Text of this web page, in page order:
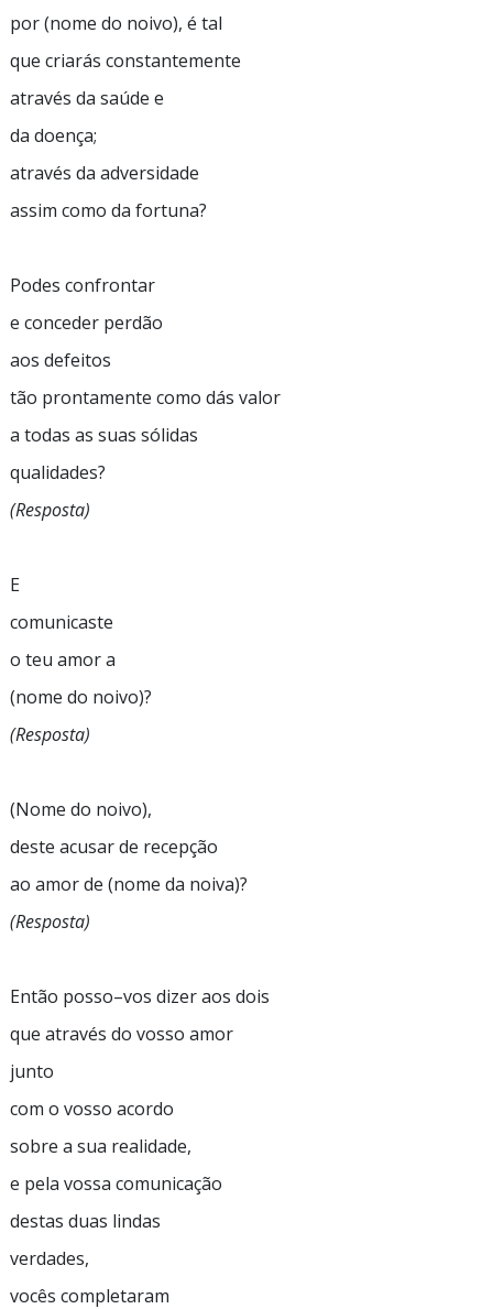
por (nome do noivo), é tal
que criarás constantemente
através da saúde e
da doença;
através da adversidade
assim como da fortuna?
Podes confrontar
e conceder perdão
aos defeitos
tão prontamente como dás valor
a todas as suas sólidas
qualidades?
(Resposta)
E
comunicaste
o teu amor a
(nome do noivo)?
(Resposta)
(Nome do noivo),
deste acusar de recepção
ao amor de (nome da noiva)?
(Resposta)
Então posso–vos dizer aos dois
que através do vosso amor
junto
com o vosso acordo
sobre a sua realidade,
e pela vossa comunicação
destas duas lindas
verdades,
vocês completaram